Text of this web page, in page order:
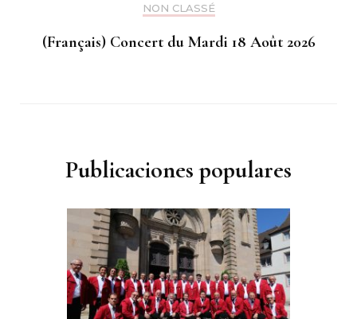
NON CLASSÉ
(Français) Concert du Mardi 18 Août 2026
Publicaciones populares